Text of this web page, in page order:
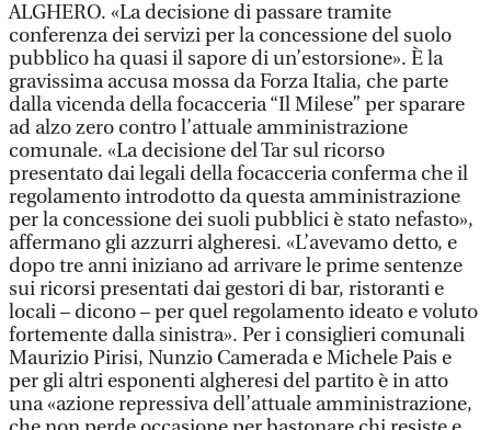
ALGHERO. «La decisione di passare tramite
conferenza dei servizi per la concessione del suolo
pubblico ha quasi il sapore di un’estorsione». È la
gravissima accusa mossa da Forza Italia, che parte
dalla vicenda della focacceria “Il Milese” per sparare
ad alzo zero contro l’attuale amministrazione
comunale. «La decisione del Tar sul ricorso
presentato dai legali della focacceria conferma che il
regolamento introdotto da questa amministrazione
per la concessione dei suoli pubblici è stato nefasto»,
affermano gli azzurri algheresi. «L’avevamo detto, e
dopo tre anni iniziano ad arrivare le prime sentenze
sui ricorsi presentati dai gestori di bar, ristoranti e
locali – dicono – per quel regolamento ideato e voluto
fortemente dalla sinistra». Per i consiglieri comunali
Maurizio Pirisi, Nunzio Camerada e Michele Pais e
per gli altri esponenti algheresi del partito è in atto
una «azione repressiva dell’attuale amministrazione,